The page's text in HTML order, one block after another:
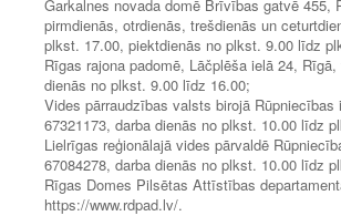
Garkalnes novada domē Brīvības gatvē 455,
pirmdienās, otrdienās, trešdienās un
plkst. 17.00, piektdienās no plkst. 9.00 līdz
Rīgas rajona padomē, Lāčplēša ielā 24,
dienās no plkst. 9.00 līdz 16.00;
Vides pārraudzības valsts birojā Rūpniecības
67321173, darba dienās no plkst. 10.00 līdz
Lielrīgas reģionālajā vides pārvaldē
67084278, darba dienās no plkst. 10.00 līdz
Rīgas Domes Pilsētas Attīstības
https://www.rdpad.lv/.